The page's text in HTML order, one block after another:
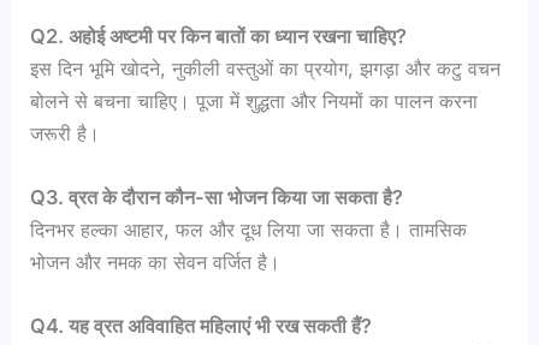
Q2. अहोई अष्टमी पर किन बातों का ध्यान रखना चाहिए?
इस दिन भूमि खोदने, नुकीली वस्तुओं का प्रयोग, झगड़ा और कटु वचन
बोलने से बचना चाहिए। पूजा में शुद्धता और नियमों का पालन करना
जरूरी है।
Q3. व्रत के दौरान कौन-सा भोजन किया जा सकता है?
दिनभर हल्का आहार, फल और दूध लिया जा सकता है। तामसिक
भोजन और नमक का सेवन वर्जित है।
Q4. यह व्रत अविवाहित महिलाएं भी रख सकती हैं?